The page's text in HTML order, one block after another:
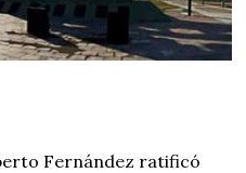
Fernández ratificó